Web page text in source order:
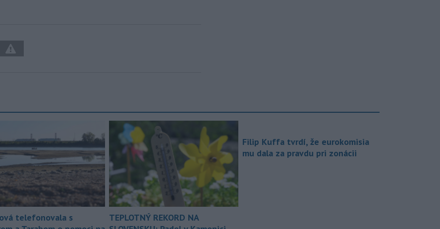
telefonovala s
TEPLOTNÝ REKORD NA
Filip Kuffa tvrdí, že eurokomisia
mu dala za pravdu pri zonácii